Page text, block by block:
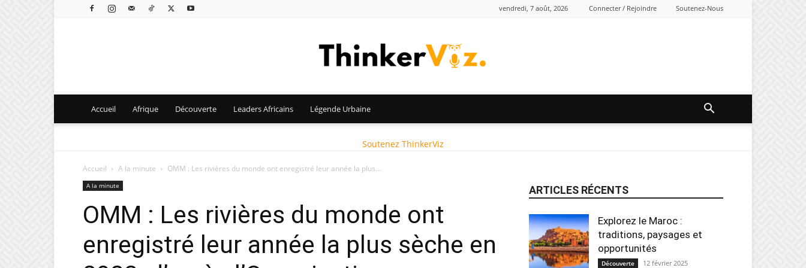
vendredi, 7 août, 2026 Connecter / Rejoindre Soutenez-Nous
ThinkerViz
Accueil Afrique Découverte Leaders Africains Légende Urbaine
Soutenez ThinkerViz
Accueil A la minute OMM : Les rivières du monde ont enregistré leur année la plus...
A la minute
OMM : Les rivières du monde ont
enregistré leur année la plus sèche en
ARTICLES RÉCENTS
Explorez le Maroc :
traditions, paysages et
opportunités
Découverte 12 février 2025